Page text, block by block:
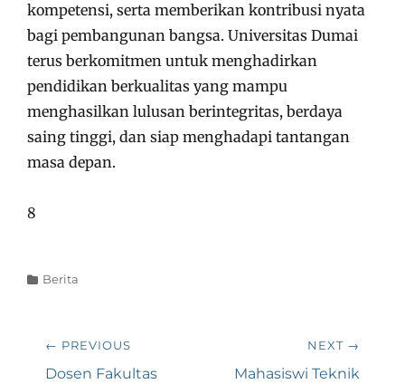
kompetensi, serta memberikan kontribusi nyata
bagi pembangunan bangsa. Universitas Dumai
terus berkomitmen untuk menghadirkan
pendidikan berkualitas yang mampu
menghasilkan lulusan berintegritas, berdaya
saing tinggi, dan siap menghadapi tantangan
masa depan.
8
Categories
Berita
pos
← PREVIOUS
Previous
Dosen Fakultas
NEXT →
Next
Mahasiswi Teknik